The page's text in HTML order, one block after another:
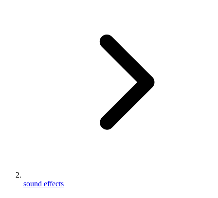
sound effects